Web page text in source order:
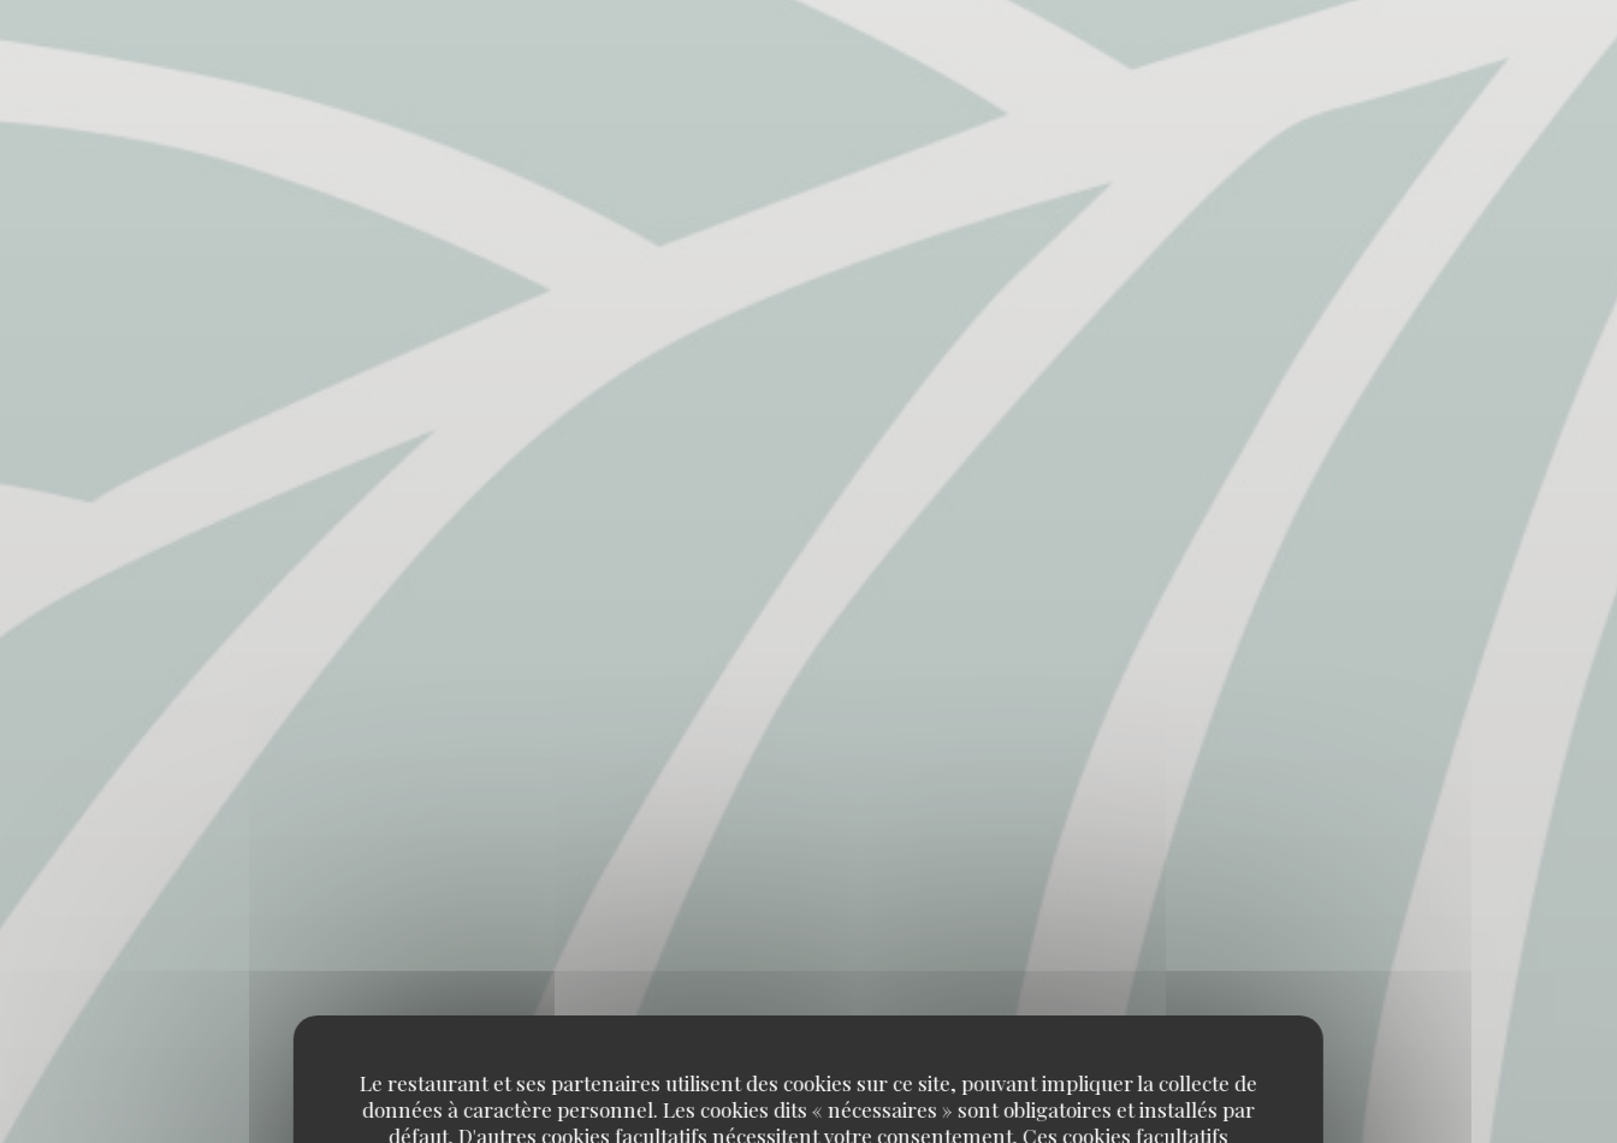
Le restaurant et ses partenaires utilisent des cookies sur ce site, pouvant impliquer la collecte de
données à caractère personnel. Les cookies dits « nécessaires » sont obligatoires et installés par
défaut. D'autres cookies facultatifs nécessitent votre consentement. Ces cookies facultatifs